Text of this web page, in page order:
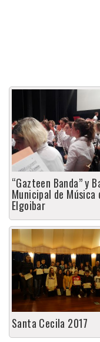
“Gazteen Banda” y
Municipal de Música
Elgoibar
Santa Cecila 2017